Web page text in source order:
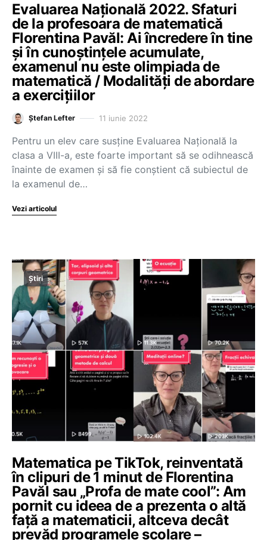
Evaluarea Națională 2022. Sfaturi
de la profesoara de matematică
Florentina Pavăl: Ai încredere în tine
și în cunoștințele acumulate,
examenul nu este olimpiada de
matematică / Modalități de abordare
a exercițiilor
Ștefan Lefter 11 iunie 2022
Pentru un elev care susține Evaluarea Națională la
clasa a VIII-a, este foarte important să se odihnească
înainte de examen și să fie conștient că subiectul de
la examenul de…
Vezi articolul
Știri
Matematica pe TikTok, reinventată
în clipuri de 1 minut de Florentina
Pavăl sau „Profa de mate cool”: Am
pornit cu ideea de a prezenta o altă
față a matematicii, altceva decât
prevăd programele școlare –